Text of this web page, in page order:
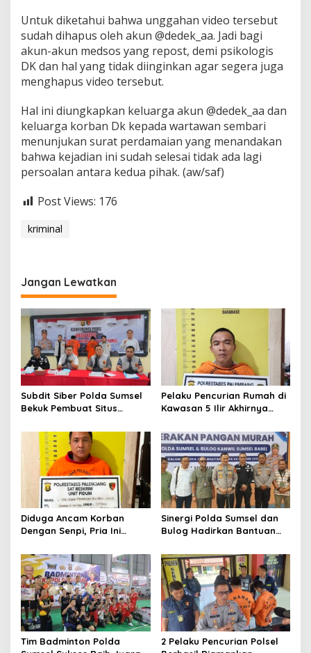
Untuk diketahui bahwa unggahan video tersebut
sudah dihapus oleh akun @dedek_aa. Jadi bagi
akun-akun medsos yang repost, demi psikologis
DK dan hal yang tidak diinginkan agar segera juga
menghapus video tersebut.
Hal ini diungkapkan keluarga akun @dedek_aa dan
keluarga korban Dk kepada wartawan sembari
menunjukan surat perdamaian yang menandakan
bahwa kejadian ini sudah selesai tidak ada lagi
persoalan antara kedua pihak. (aw/saf)
Post Views: 176
kriminal
Jangan Lewatkan
Subdit Siber Polda Sumsel
Bekuk Pembuat Situs
Bhayangkara Run 2026
Pelaku Pencurian Rumah di
Kawasan 5 Ilir Akhirnya
Diduga Ancam Korban
Dengan Senpi, Pria Ini
Satreskrim Polrestabes
Palembang
Sinergi Polda Sumsel dan
Bulog Hadirkan Bantuan
Warga di Hari
Bhayangkara ke-80
Tim Badminton Polda
2 Pelaku Pencurian Polsel